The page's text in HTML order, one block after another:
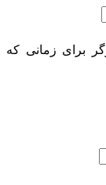
برای زمانی که